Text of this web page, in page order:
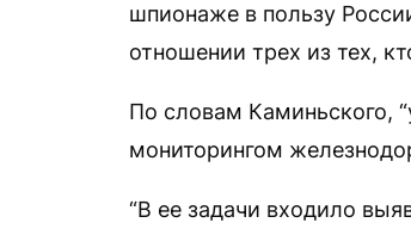
шпионаже в пользу
отношении трех из тех,
По словам Каминьского,
мониторингом
“В ее задачи входило